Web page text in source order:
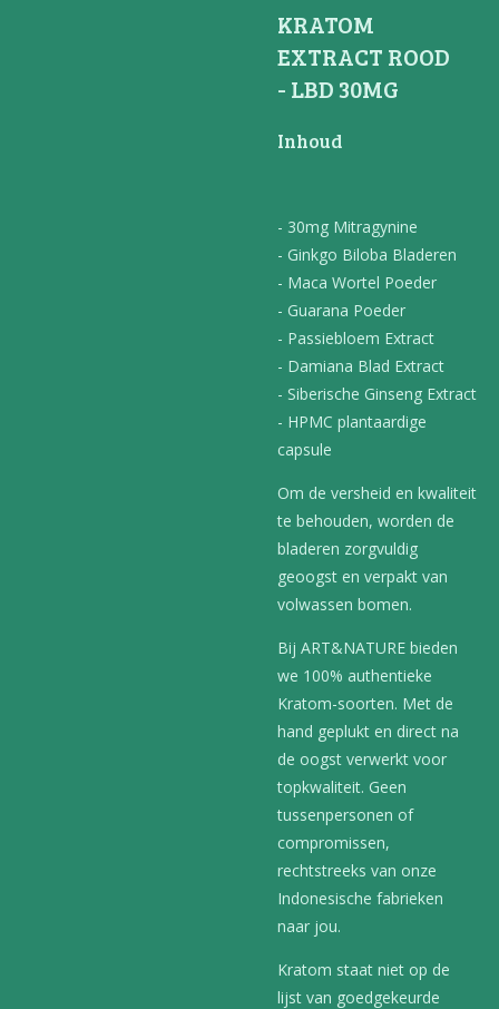
KRATOM
EXTRACT ROOD
- LBD 30MG
Inhoud
- 30mg Mitragynine
- Ginkgo Biloba Bladeren
- Maca Wortel Poeder
- Guarana Poeder
- Passiebloem Extract
- Damiana Blad Extract
- Siberische Ginseng Extract
- HPMC plantaardige
capsule
Om de versheid en kwaliteit
te behouden, worden de
bladeren zorgvuldig
geoogst en verpakt van
volwassen bomen.
Bij ART&NATURE bieden
we 100% authentieke
Kratom-soorten. Met de
hand geplukt en direct na
de oogst verwerkt voor
topkwaliteit. Geen
tussenpersonen of
compromissen,
rechtstreeks van onze
Indonesische fabrieken
naar jou.
Kratom staat niet op de
lijst van goedgekeurde